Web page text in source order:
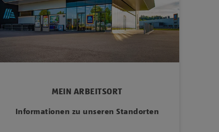
MEIN ARBEITSORT
Informationen zu unseren Standorten